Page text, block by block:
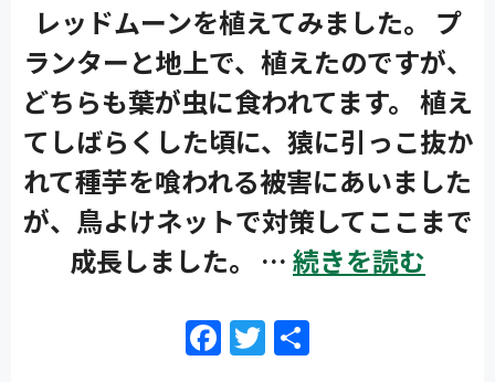
レッドムーンを植えてみました。 プ
ランターと地上で、植えたのですが、
どちらも葉が虫に食われてます。 植え
てしばらくした頃に、猿に引っこ抜か
れて種芋を喰われる被害にあいました
が、鳥よけネットで対策してここまで
成長しました。 … 続きを読む
F T